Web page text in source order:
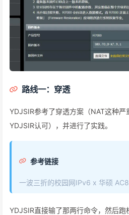
路线一：穿透
YDJSIR参考了穿透方案（NAT这种
YDJSIR认可），并进行了实践。
参考链接
一波三折的校园网IPv6 x 华硕
YDJSIR直接输了那两行命令，然后